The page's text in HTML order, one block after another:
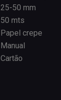
25-50 mm
50 mts
Papel crepe
Manual
Cartão